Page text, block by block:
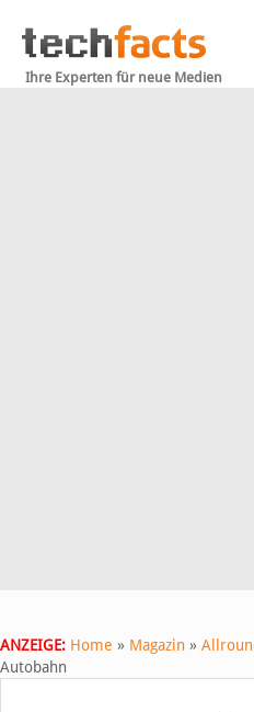
Ihre Experten für neue Medien
ANZEIGE: Home » Magazin »
Autobahn